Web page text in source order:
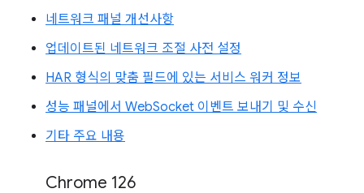
네트워크 패널 개선사항
업데이트된 네트워크 조절 사전 설정
HAR 형식의 맞춤 필드에 있는 서비스 워커 정보
성능 패널에서 WebSocket 이벤트 보내기 및 수신
기타 주요 내용
Chrome 126